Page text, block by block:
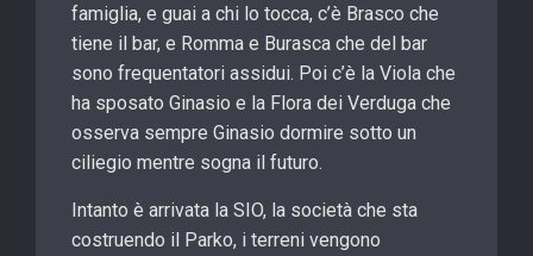
famiglia, e guai a chi lo tocca, c’è Brasco che
tiene il bar, e Romma e Burasca che del bar
sono frequentatori assidui. Poi c’è la Viola che
ha sposato Ginasio e la Flora dei Verduga che
osserva sempre Ginasio dormire sotto un
ciliegio mentre sogna il futuro.
Intanto è arrivata la SIO, la società che sta
costruendo il Parko, i terreni vengono